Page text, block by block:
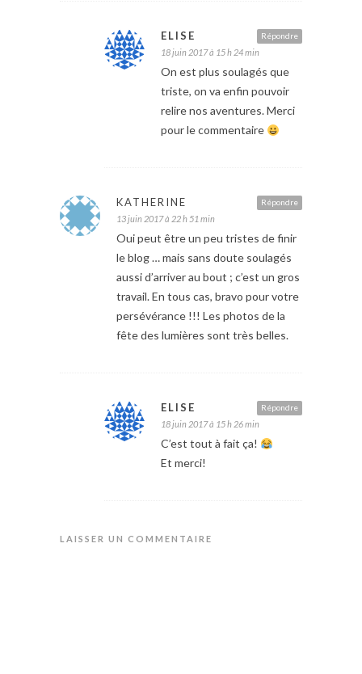
Répondre
ELISE
18 juin 2017 à 15 h 24 min
On est plus soulagés que
triste, on va enfin pouvoir
relire nos aventures. Merci
pour le commentaire
Répondre
KATHERINE
13 juin 2017 à 22 h 51 min
Oui peut être un peu tristes de finir
le blog … mais sans doute soulagés
aussi d’arriver au bout ; c’est un gros
travail. En tous cas, bravo pour votre
persévérance !!! Les photos de la
fête des lumières sont très belles.
Répondre
ELISE
18 juin 2017 à 15 h 26 min
C’est tout à fait ça!
Et merci!
LAISSER UN COMMENTAIRE